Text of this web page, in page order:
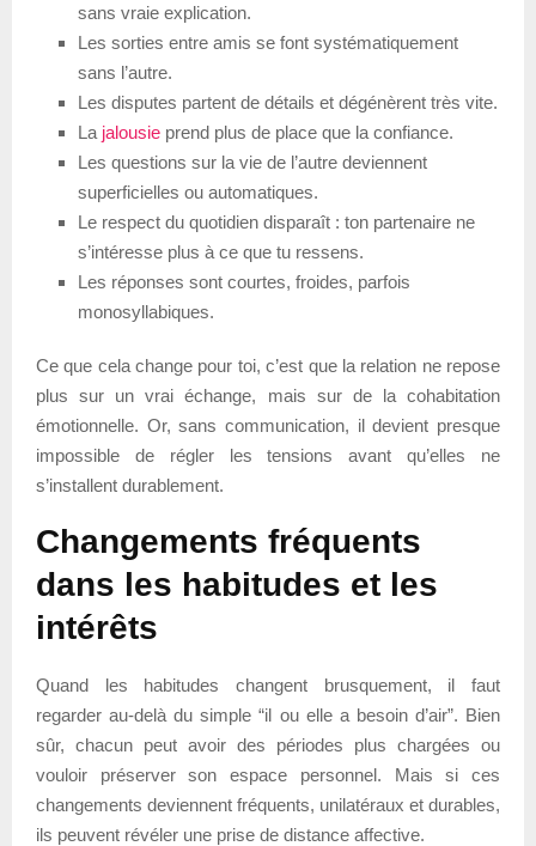
sans vraie explication.
Les sorties entre amis se font systématiquement
sans l’autre.
Les disputes partent de détails et dégénèrent très vite.
La jalousie prend plus de place que la confiance.
Les questions sur la vie de l’autre deviennent
superficielles ou automatiques.
Le respect du quotidien disparaît : ton partenaire ne
s’intéresse plus à ce que tu ressens.
Les réponses sont courtes, froides, parfois
monosyllabiques.
Ce que cela change pour toi, c’est que la relation ne repose
plus sur un vrai échange, mais sur de la cohabitation
émotionnelle. Or, sans communication, il devient presque
impossible de régler les tensions avant qu’elles ne
s’installent durablement.
Changements fréquents
dans les habitudes et les
intérêts
Quand les habitudes changent brusquement, il faut
regarder au-delà du simple “il ou elle a besoin d’air”. Bien
sûr, chacun peut avoir des périodes plus chargées ou
vouloir préserver son espace personnel. Mais si ces
changements deviennent fréquents, unilatéraux et durables,
ils peuvent révéler une prise de distance affective.